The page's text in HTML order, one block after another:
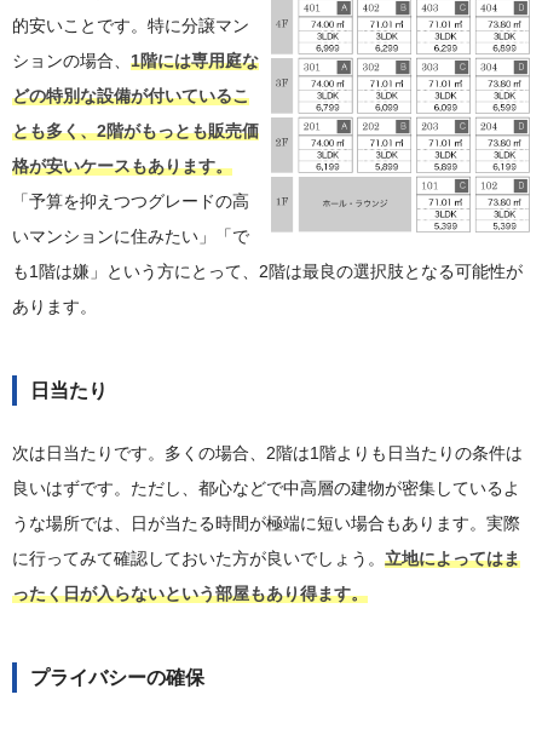
的安いことです。特に分譲マン
ションの場合、 1階には専用庭な
どの特別な設備が付いているこ
とも多く、2階がもっとも販売価
格が安いケースもあります。
「予算を抑えつつグレードの高
いマンションに住みたい」「で
も1階は嫌」という方にとって、2階は最良の選択肢となる可能性が
あります。
日当たり
次は日当たりです。多くの場合、2階は1階よりも日当たりの条件は
良いはずです。ただし、都心などで中高層の建物が密集しているよ
うな場所では、日が当たる時間が極端に短い場合もあります。実際
に行ってみて確認しておいた方が良いでしょう。 立地によってはま
ったく日が入らないという部屋もあり得ます。
プライバシーの確保